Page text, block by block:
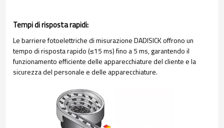
Tempi di risposta rapidi:
Le barriere fotoelettriche di misurazione DADISICK offrono un
tempo di risposta rapido (≤15 ms) fino a 5 ms, garantendo il
funzionamento efficiente delle apparecchiature del cliente e la
sicurezza del personale e delle apparecchiature.